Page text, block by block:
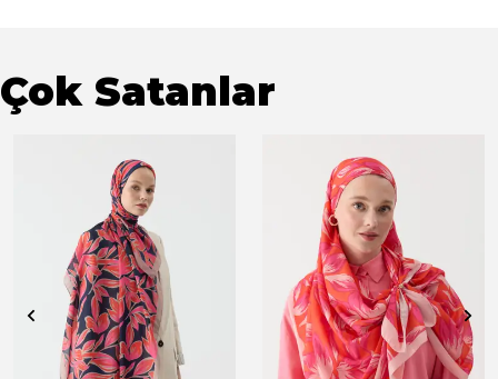
Çok Satanlar